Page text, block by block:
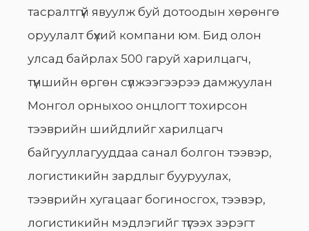
тасралтгүй явуулж буй дотоодын хөрөнгө
оруулалт бүхий компани юм. Бид олон
улсад байрлах 500 гаруй харилцагч,
түншийн өргөн сүлжээгээрээ дамжуулан
Монгол орныхоо онцлогт тохирсон
тээврийн шийдлийг харилцагч
байгууллагууддаа санал болгон тээвэр,
логистикийн зардлыг бууруулах,
тээврийн хугацааг богиносгох, тээвэр,
логистикийн мэдлэгийг түгээх зэрэгт